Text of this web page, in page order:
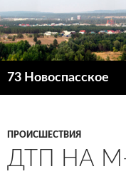
73 Новоспасское
ПРОИСШЕСТВИЯ
ДТП НА